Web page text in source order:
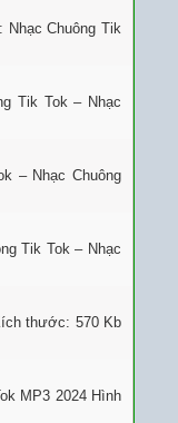
Nhạc Chuông Tik
Tik Tok – Nhạc
– Nhạc Chuông
Tik Tok – Nhạc
thước: 570 Kb
MP3 2024 Hình